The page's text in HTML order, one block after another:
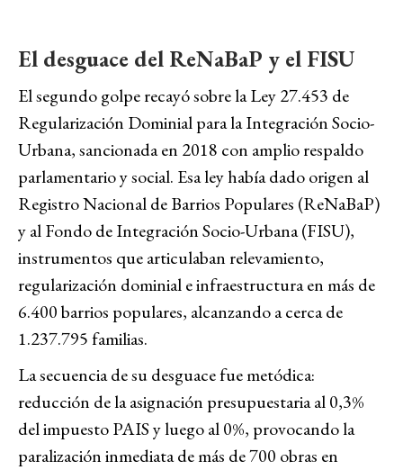
El desguace del ReNaBaP y el FISU
El segundo golpe recayó sobre la Ley 27.453 de
Regularización Dominial para la Integración Socio-
Urbana, sancionada en 2018 con amplio respaldo
parlamentario y social. Esa ley había dado origen al
Registro Nacional de Barrios Populares (ReNaBaP)
y al Fondo de Integración Socio-Urbana (FISU),
instrumentos que articulaban relevamiento,
regularización dominial e infraestructura en más de
6.400 barrios populares, alcanzando a cerca de
1.237.795 familias.
La secuencia de su desguace fue metódica:
reducción de la asignación presupuestaria al 0,3%
del impuesto PAIS y luego al 0%, provocando la
paralización inmediata de más de 700 obras en